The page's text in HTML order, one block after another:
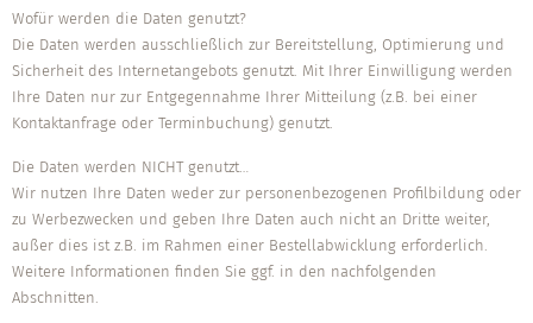
Wofür werden die Daten genutzt?
Die Daten werden ausschließlich zur Bereitstellung, Optimierung und
Sicherheit des Internetangebots genutzt. Mit Ihrer Einwilligung werden
Ihre Daten nur zur Entgegennahme Ihrer Mitteilung (z.B. bei einer
Kontaktanfrage oder Terminbuchung) genutzt.
Die Daten werden NICHT genutzt…
Wir nutzen Ihre Daten weder zur personenbezogenen Profilbildung oder
zu Werbezwecken und geben Ihre Daten auch nicht an Dritte weiter,
außer dies ist z.B. im Rahmen einer Bestellabwicklung erforderlich.
Weitere Informationen finden Sie ggf. in den nachfolgenden
Abschnitten.